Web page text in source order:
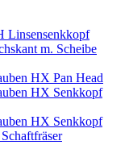
Linsensenkkopf
m. Scheibe
HX Pan Head
HX Senkkopf
HX Senkkopf